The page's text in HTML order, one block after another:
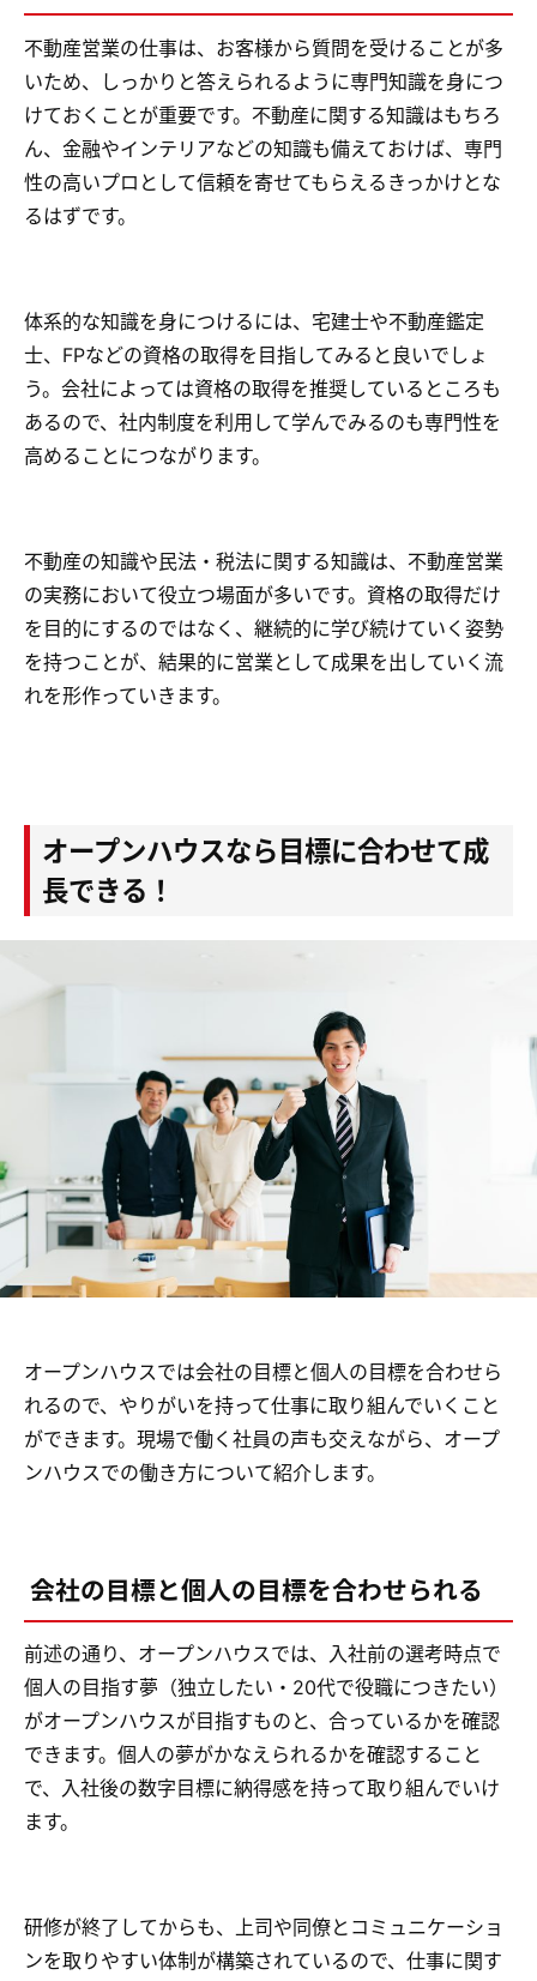
不動産営業の仕事は、お客様から質問を受けることが多
いため、しっかりと答えられるように専門知識を身につ
けておくことが重要です。不動産に関する知識はもちろ
ん、金融やインテリアなどの知識も備えておけば、専門
性の高いプロとして信頼を寄せてもらえるきっかけとな
るはずです。
体系的な知識を身につけるには、宅建士や不動産鑑定
士、FPなどの資格の取得を目指してみると良いでしょ
う。会社によっては資格の取得を推奨しているところも
あるので、社内制度を利用して学んでみるのも専門性を
高めることにつながります。
不動産の知識や民法・税法に関する知識は、不動産営業
の実務において役立つ場面が多いです。資格の取得だけ
を目的にするのではなく、継続的に学び続けていく姿勢
を持つことが、結果的に営業として成果を出していく流
れを形作っていきます。
オープンハウスなら目標に合わせて成
長できる！
オープンハウスでは会社の目標と個人の目標を合わせら
れるので、やりがいを持って仕事に取り組んでいくこと
ができます。現場で働く社員の声も交えながら、オープ
ンハウスでの働き方について紹介します。
会社の目標と個人の目標を合わせられる
前述の通り、オープンハウスでは、入社前の選考時点で
個人の目指す夢（独立したい・20代で役職につきたい）
がオープンハウスが目指すものと、合っているかを確認
できます。個人の夢がかなえられるかを確認すること
で、入社後の数字目標に納得感を持って取り組んでいけ
ます。
研修が終了してからも、上司や同僚とコミュニケーショ
ンを取りやすい体制が構築されているので、仕事に関す